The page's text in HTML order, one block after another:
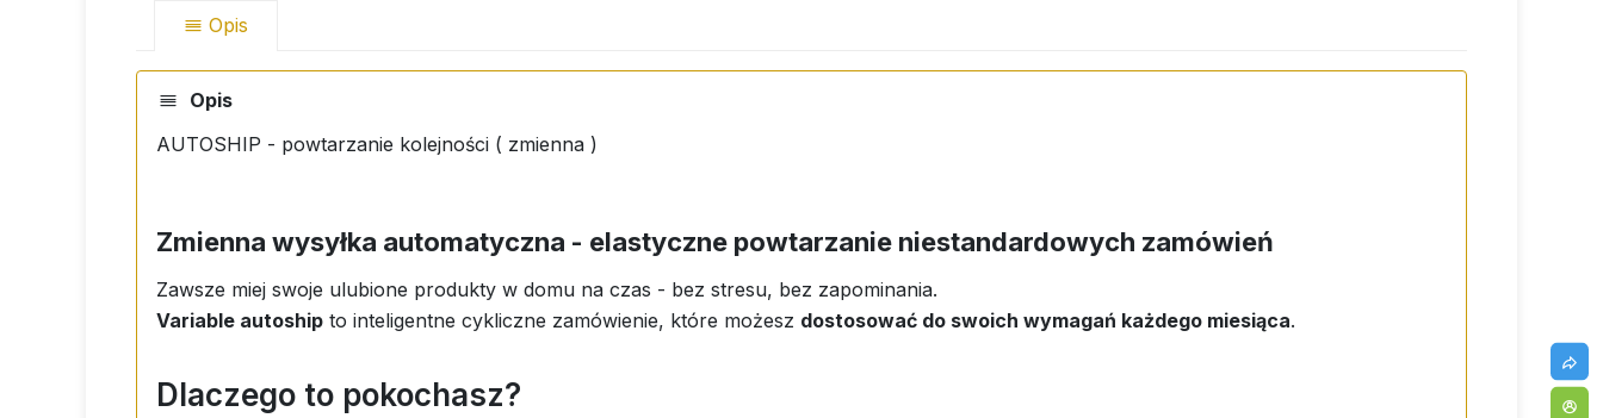
Opis
Opis
AUTOSHIP - powtarzanie kolejności ( zmienna )
Zmienna wysyłka automatyczna - elastyczne powtarzanie niestandardowych zamówień
Zawsze miej swoje ulubione produkty w domu na czas - bez stresu, bez zapominania.
Variable autoship to inteligentne cykliczne zamówienie, które możesz dostosować do swoich wymagań każdego miesiąca.
Dlaczego to pokochasz?